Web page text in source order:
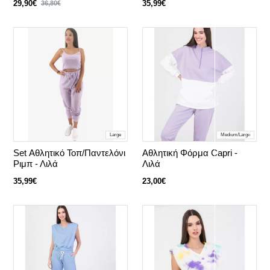
29,90€ 36,80€ 35,99€
Large
Set Αθλητικό Τοπ/Παντελόνι
Ριμπ - Λιλά
35,99€
Medium/Large
Αθλητική Φόρμα Capri -
Λιλά
23,00€